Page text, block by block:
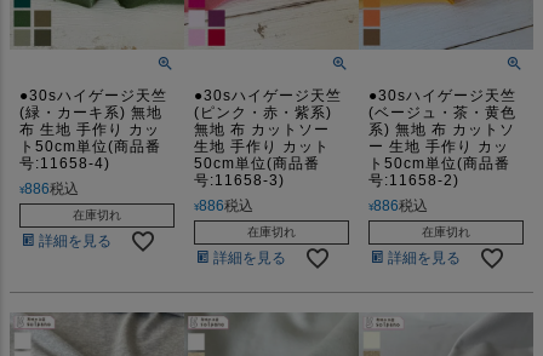
●30sハイゲージ天竺
(緑・カーキ系) 無地
布 生地 手作り カッ
ト50cm単位(商品番
号:11658-4)
¥886税込
在庫切れ
詳細を見る
●30sハイゲージ天竺
(ピンク・赤・紫系)
無地 布 カットソー
生地 手作り カット
50cm単位(商品番
号:11658-3)
¥886税込
在庫切れ
詳細を見る
●30sハイゲージ天竺
(ベージュ・茶・黄色
系) 無地 布 カットソ
ー 生地 手作り カッ
ト50cm単位(商品番
号:11658-2)
¥886税込
在庫切れ
詳細を見る